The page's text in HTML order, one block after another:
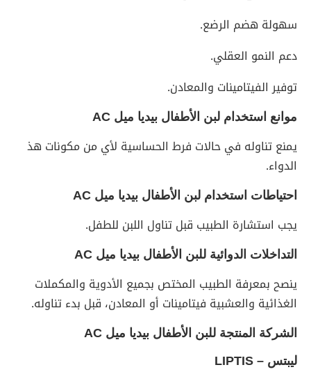
سهولة هضم الرضع.
دعم النمو العقلي.
توفير الفيتامينات والمعادن.
موانع استخدام لبن الأطفال بيديا ميل AC
يمنع تناوله في حالات فرط الحساسية لأي من مكونات هذ
الدواء.
احتياطات استخدام لبن الأطفال بيديا ميل AC
يجب استشارة الطبيب قبل تناول اللبن للطفل.
التداخلات الدوائية للبن الأطفال بيديا ميل AC
ينصح بمعرفة الطبيب المختص بجميع الأدوية والمكملات
الغذائية والعشبية فيتامينات أو المعادن، قبل بدء تناوله.
الشركة المنتجة للبن الأطفال بيديا ميل AC
ليبتس – LIPTIS